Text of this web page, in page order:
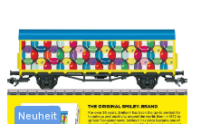
Neuheit